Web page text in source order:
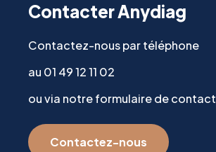
Contacter Anydiag
Contactez-nous par téléphone
au 01 49 12 11 02
ou via notre formulaire de contact
Contactez-nous